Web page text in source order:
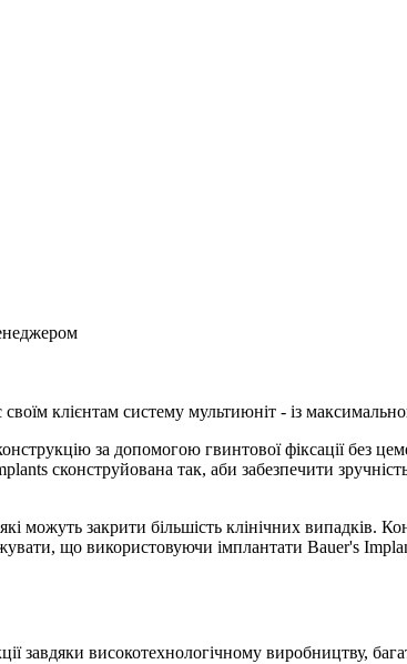
клієнтам систему мультиюніт - із
за допомогою гвинтової фіксації без
сконструйована так, аби забезпечити
можуть закрити більшість клінічних випадків.
що використовуючи імплантати Bauer's
високотехнологічному виробництву,